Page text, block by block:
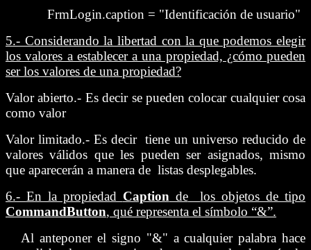
FrmLogin.caption = "Identificación de usuario"
5.- Considerando la libertad con la que podemos elegir
los valores a establecer a una propiedad, ¿cómo pueden
ser los valores de una propiedad?
Valor abierto.- Es decir se pueden colocar cualquier cosa
como valor
Valor limitado.- Es decir tiene un universo reducido de
valores válidos que les pueden ser asignados, mismo
que aparecerán a manera de listas desplegables.
6.- En la propiedad Caption de
los objetos de tipo
CommandButton, qué representa el símbolo “&”.
Al anteponer el signo "&" a cualquier palabra hace